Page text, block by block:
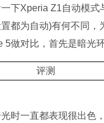
Xperia Z1自动模式
都为自动)有何不同，
5做对比，首先是暗光
一直都表现很出色